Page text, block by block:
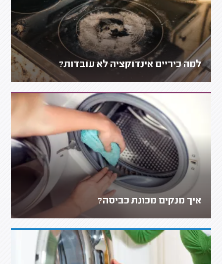
למה כיריים אינדוקציה לא עובדות?
איך מנקים מכונת כביסה?